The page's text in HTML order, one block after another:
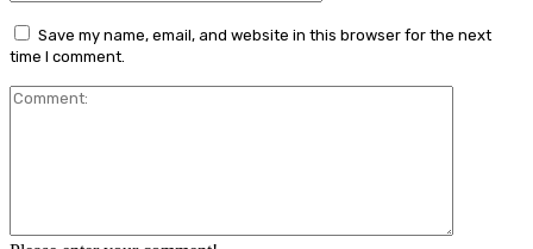
Save my name, email, and website in this browser for the next
time I comment.